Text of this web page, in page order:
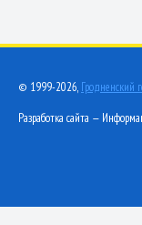
© 1999-2026, Гродненский
Разработка сайта —